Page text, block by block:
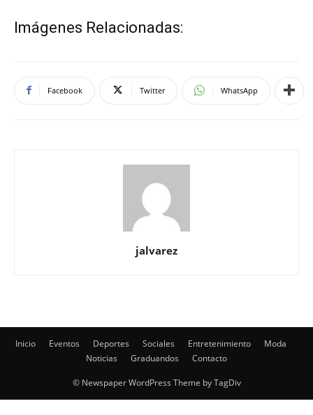
Imágenes Relacionadas:
Facebook Twitter WhatsApp
jalvarez
Inicio Eventos Deportes Sociales Entretenimiento
Moda
Noticias
Graduandos Contacto
© Newspaper WordPress Theme by TagDiv